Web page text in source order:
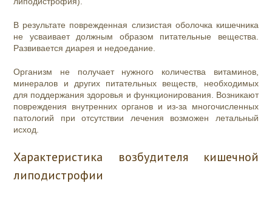
В результате поврежденная слизистая оболочка кишечника
не усваивает должным образом питательные вещества.
Развивается диарея и недоедание.
Организм не получает нужного количества витаминов,
минералов и других питательных веществ, необходимых
для поддержания здоровья и функционирования. Возникают
повреждения внутренних органов и из-за многочисленных
патологий при отсутствии лечения возможен летальный
исход.
Характеристика возбудителя кишечной
липодистрофии